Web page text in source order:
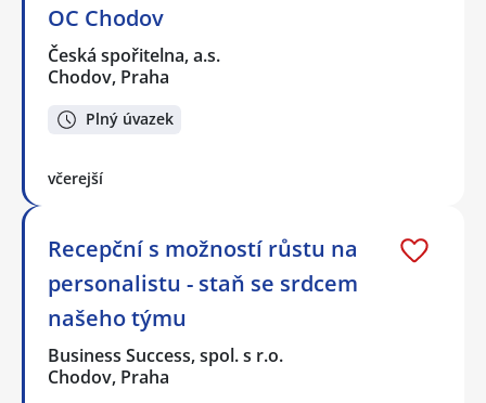
OC Chodov
Česká spořitelna, a.s.
Chodov, Praha
Plný úvazek
včerejší
Recepční s možností růstu na
personalistu - staň se srdcem
našeho týmu
Business Success, spol. s r.o.
Chodov, Praha